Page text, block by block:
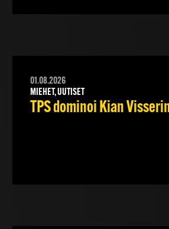
01.08.2026
MIEHET, UUTISET
TPS dominoi Kian